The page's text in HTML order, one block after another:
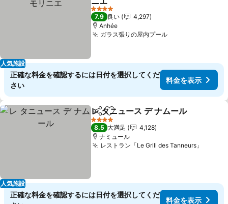
人気施設
料金を表示
4 ホテルのランク
7.9 良い
4,297
Anhée
ガラス張りの屋内プール料金を表示
正確な料金を確認するには日付を選択してくだ
さい
料金を表示
人気施設
シェアお気に入りに追加
レ タニュース デ ナムール
4 ホテルのランク
8.5 大満足
4,128
ナミュール
レストラン「Le Grill des Tanneurs」
正確な料金を確認するには日付を選択してくだ
料金を表示